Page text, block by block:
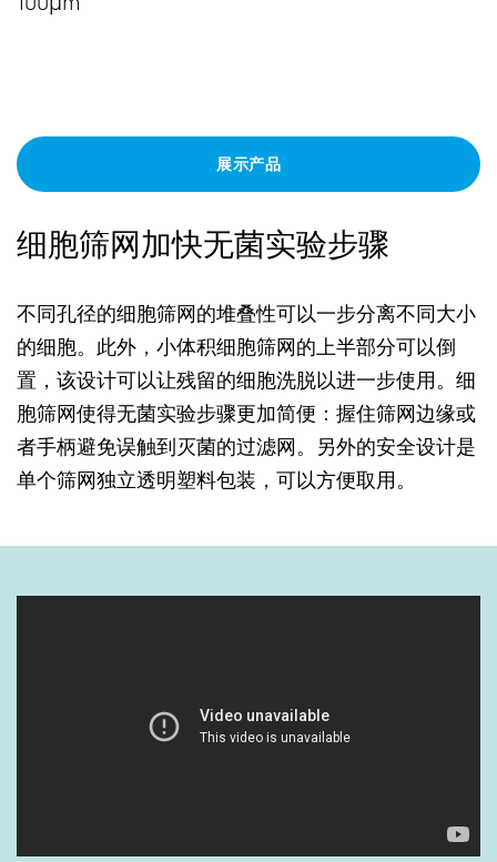
展示产品
细胞筛网加快无菌实验步骤
不同孔径的细胞筛网的堆叠性可以一步分离不同大小
的细胞。此外，小体积细胞筛网的上半部分可以倒
置，该设计可以让残留的细胞洗脱以进一步使用。细
胞筛网使得无菌实验步骤更加简便：握住筛网边缘或
者手柄避免误触到灭菌的过滤网。另外的安全设计是
单个筛网独立透明塑料包装，可以方便取用。